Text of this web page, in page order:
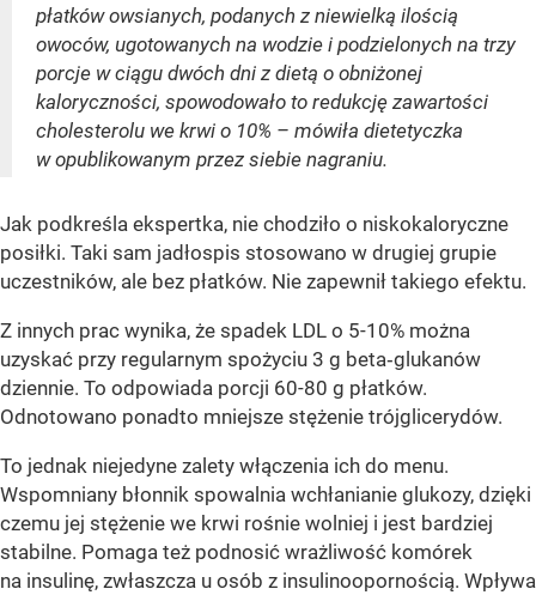
płatków owsianych, podanych z niewielką ilością
owoców, ugotowanych na wodzie i podzielonych na trzy
porcje w ciągu dwóch dni z dietą o obniżonej
kaloryczności, spowodowało to redukcję zawartości
cholesterolu we krwi o 10% – mówiła dietetyczka
w opublikowanym przez siebie nagraniu.
Jak podkreśla ekspertka, nie chodziło o niskokaloryczne
posiłki. Taki sam jadłospis stosowano w drugiej grupie
uczestników, ale bez płatków. Nie zapewnił takiego efektu.
Z innych prac wynika, że spadek LDL o 5-10% można
uzyskać przy regularnym spożyciu 3 g beta‑glukanów
dziennie. To odpowiada porcji 60-80 g płatków.
Odnotowano ponadto mniejsze stężenie trójglicerydów.
To jednak niejedyne zalety włączenia ich do menu.
Wspomniany błonnik spowalnia wchłanianie glukozy, dzięki
czemu jej stężenie we krwi rośnie wolniej i jest bardziej
stabilne. Pomaga też podnosić wrażliwość komórek
na insulinę, zwłaszcza u osób z insulinoopornością. Wpływa